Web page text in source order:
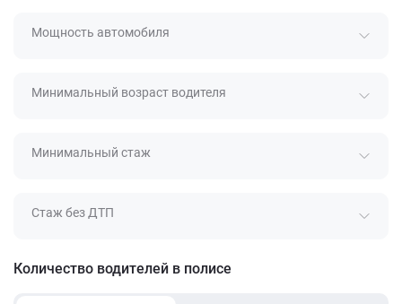
Мощность автомобиля
Минимальный возраст водителя
Минимальный стаж
Стаж без ДТП
Количество водителей в полисе